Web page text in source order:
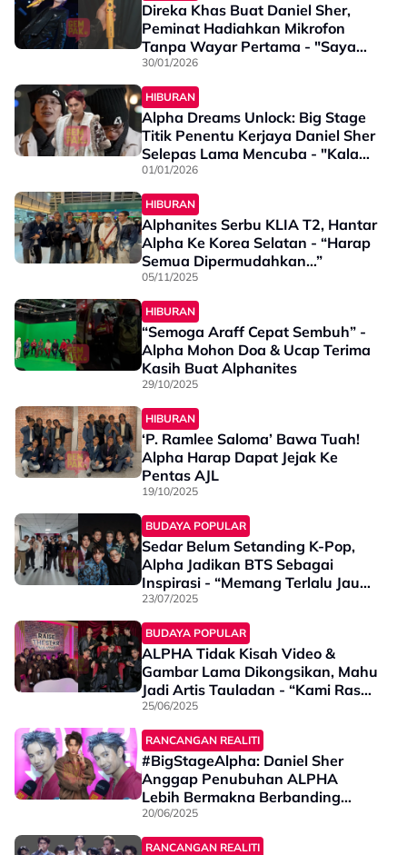
Direka Khas Buat Daniel Sher,
Peminat Hadiahkan Mikrofon
Tanpa Wayar Pertama - "Saya
Memang Tiada..."
30/01/2026
HIBURAN
Alpha Dreams Unlock: Big Stage
Titik Penentu Kerjaya Daniel Sher
Selepas Lama Mencuba - "Kalau
Saya Tak Dapat..."
01/01/2026
HIBURAN
Alphanites Serbu KLIA T2, Hantar
Alpha Ke Korea Selatan - “Harap
Semua Dipermudahkan…”
05/11/2025
HIBURAN
“Semoga Araff Cepat Sembuh” -
Alpha Mohon Doa & Ucap Terima
Kasih Buat Alphanites
29/10/2025
HIBURAN
‘P. Ramlee Saloma’ Bawa Tuah!
Alpha Harap Dapat Jejak Ke
Pentas AJL
19/10/2025
BUDAYA POPULAR
Sedar Belum Setanding K-Pop,
Alpha Jadikan BTS Sebagai
Inspirasi - “Memang Terlalu Jauh
Sebenarnya…”
23/07/2025
BUDAYA POPULAR
ALPHA Tidak Kisah Video &
Gambar Lama Dikongsikan, Mahu
Jadi Artis Tauladan - “Kami Rasa
Sangat Gembira”
25/06/2025
RANCANGAN REALITI
#BigStageAlpha: Daniel Sher
Anggap Penubuhan ALPHA
Lebih Bermakna Berbanding
Keputusan Individu - “Saya Rasa
Kami Semua Tidak Patut…”
20/06/2025
RANCANGAN REALITI